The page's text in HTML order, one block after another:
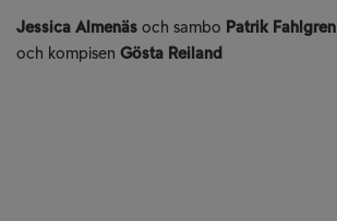
Jessica Almenäs och sambo Patrik Fahlgren
och kompisen Gösta Reiland